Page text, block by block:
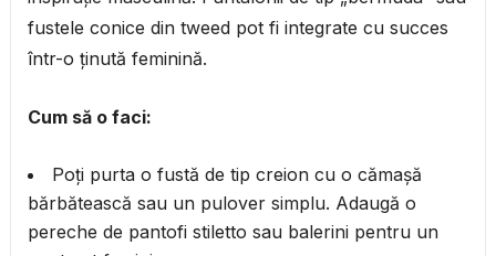
fustele conice din tweed pot fi integrate cu succes
într-o ținută feminină.
Cum să o faci:
Poți purta o fustă de tip creion cu o cămașă
bărbătească sau un pulover simplu. Adaugă o
pereche de pantofi stiletto sau balerini pentru un